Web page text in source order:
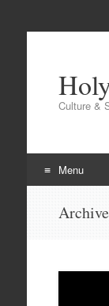
Culture &
Menu